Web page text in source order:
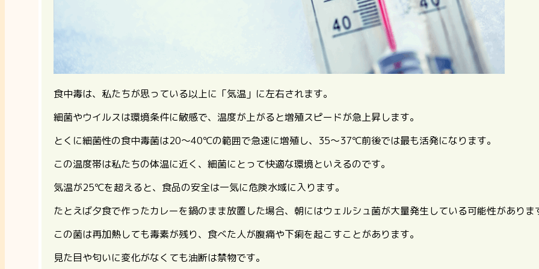
食中毒は、私たちが思っている以上に「気温」に左右されます。
細菌やウイルスは環境条件に敏感で、温度が上がると増殖スピードが急上昇します。
とくに細菌性の食中毒菌は20〜40℃の範囲で急速に増殖し、35〜37℃前後では最も活発になります。
この温度帯は私たちの体温に近く、細菌にとって快適な環境といえるのです。
気温が25℃を超えると、食品の安全は一気に危険水域に入ります。
たとえば夕食で作ったカレーを鍋のまま放置した場合、朝にはウェルシュ菌が大量発生している可能性がありま
この菌は再加熱しても毒素が残り、食べた人が腹痛や下痢を起こすことがあります。
見た目や匂いに変化がなくても油断は禁物です。